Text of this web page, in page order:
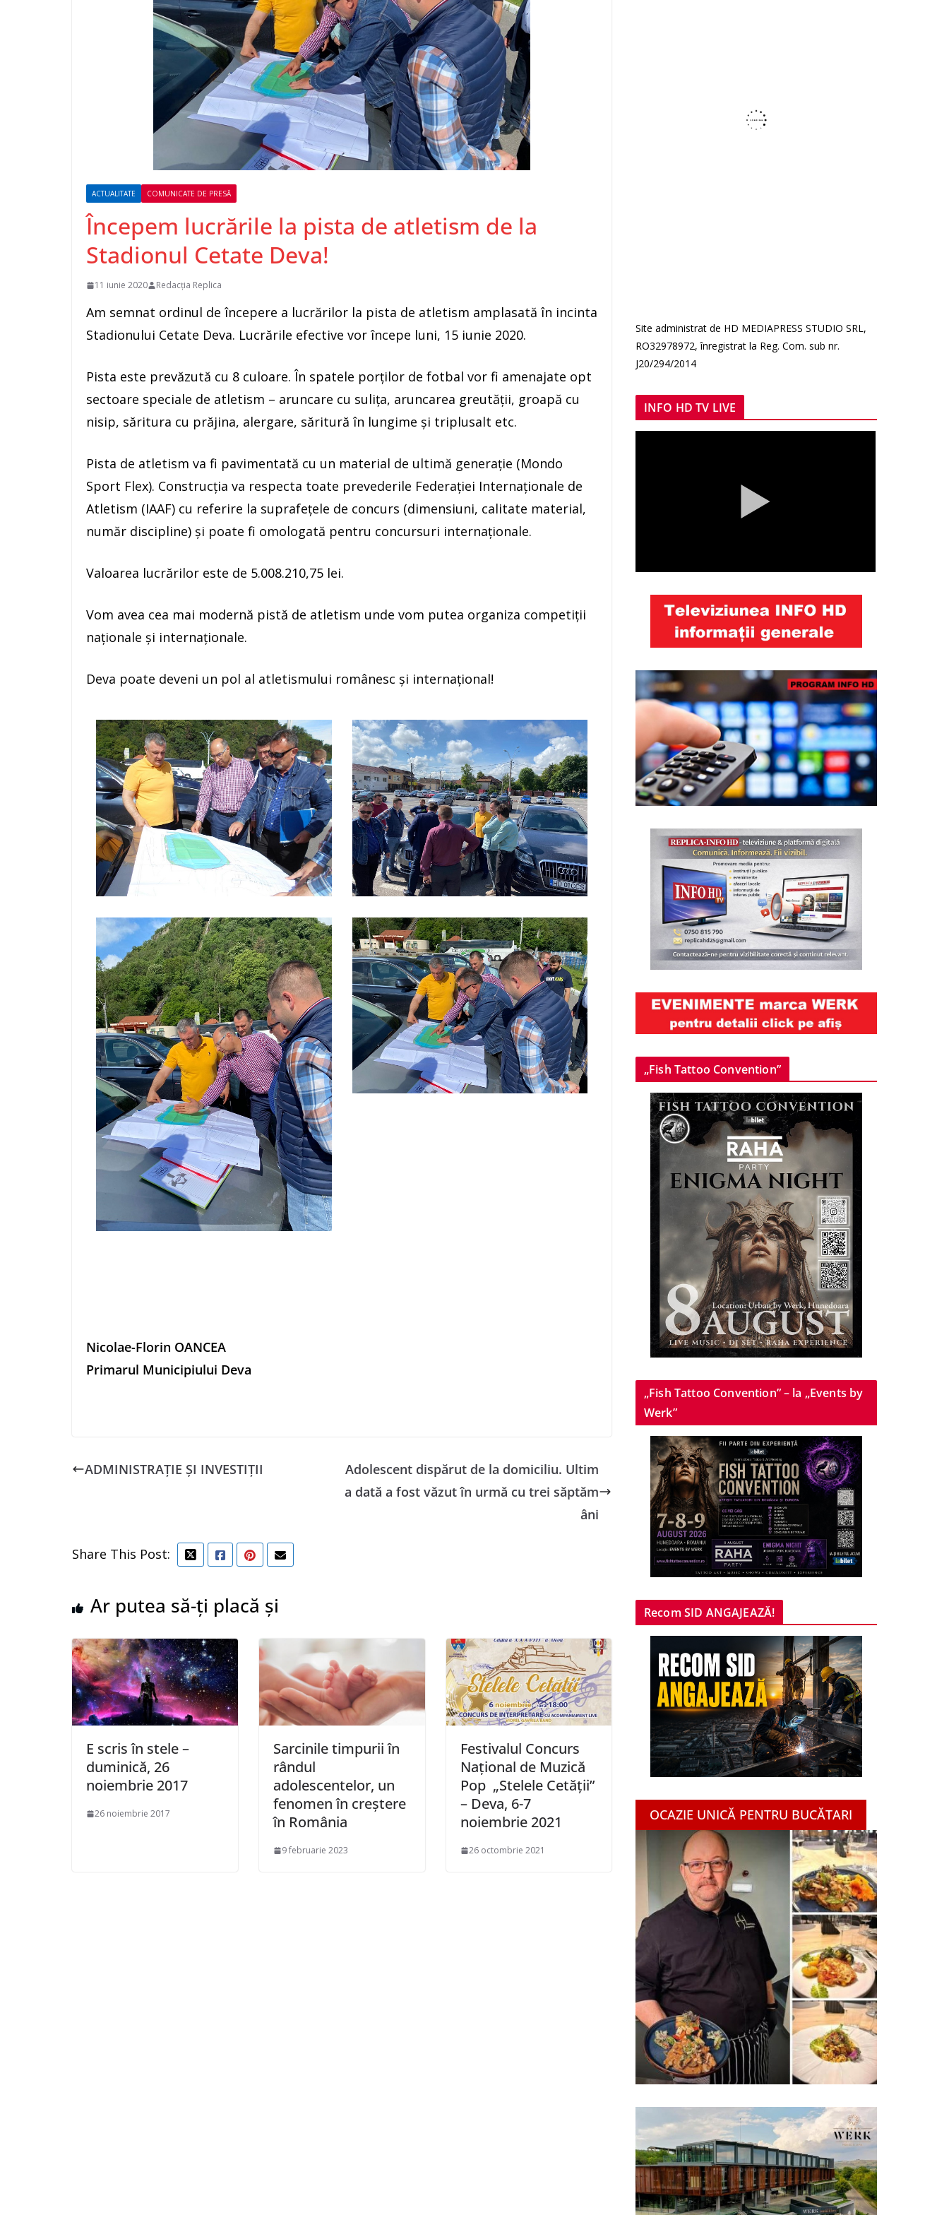
ACTUALITATE COMUNICATE DE PRESĂ
Începem lucrările la pista de atletism de la
Stadionul Cetate Deva!
11 iunie 2020 Redacția Replica
Am semnat ordinul de începere a lucrărilor la pista de atletism amplasată în incinta
Stadionului Cetate Deva. Lucrările efective vor începe luni, 15 iunie 2020.
Pista este prevăzută cu 8 culoare. În spatele porților de fotbal vor fi amenajate opt
sectoare speciale de atletism – aruncare cu sulița, aruncarea greutății, groapă cu
nisip, săritura cu prăjina, alergare, săritură în lungime și triplusalt etc.
Pista de atletism va fi pavimentată cu un material de ultimă generație (Mondo
Sport Flex). Construcția va respecta toate prevederile Federației Internaționale de
Atletism (IAAF) cu referire la suprafețele de concurs (dimensiuni, calitate material,
număr discipline) și poate fi omologată pentru concursuri internaționale.
Valoarea lucrărilor este de 5.008.210,75 lei.
Vom avea cea mai modernă pistă de atletism unde vom putea organiza competiții
naționale și internaționale.
Deva poate deveni un pol al atletismului românesc și internațional!
Nicolae-Florin OANCEA
Primarul Municipiului Deva
ADMINISTRAȚIE ȘI INVESTIȚII
Adolescent dispărut de la domiciliu. Ultim
a dată a fost văzut în urmă cu trei săptăm
âni
Share This Post:
Ar putea să-ți placă și
E scris în stele –
duminică, 26
noiembrie 2017
26 noiembrie 2017
Sarcinile timpurii în
rândul
adolescentelor, un
fenomen în creștere
în România
9 februarie 2023
Festivalul Concurs
Național de Muzică
Pop „Stelele Cetății”
– Deva, 6-7
noiembrie 2021
26 octombrie 2021
Site administrat de HD MEDIAPRESS STUDIO SRL,
RO32978972, înregistrat la Reg. Com. sub nr.
J20/294/2014
INFO HD TV LIVE
„Fish Tattoo Convention”
„Fish Tattoo Convention” – la „Events by
Werk”
Recom SID ANGAJEAZĂ!
OCAZIE UNICĂ PENTRU BUCĂTARI